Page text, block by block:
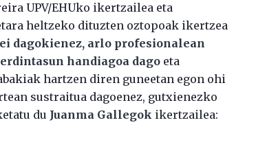
UPV/EHUko ikertzailea eta
heltzeko dituzten oztopoak ikertzea
dagokienez, arlo profesionalean
handiagoa dago eta
hartzen diren guneetan egon ohi
sustraitua dagoenez, gutxienezko
du Juanma Gallegok ikertzailea: